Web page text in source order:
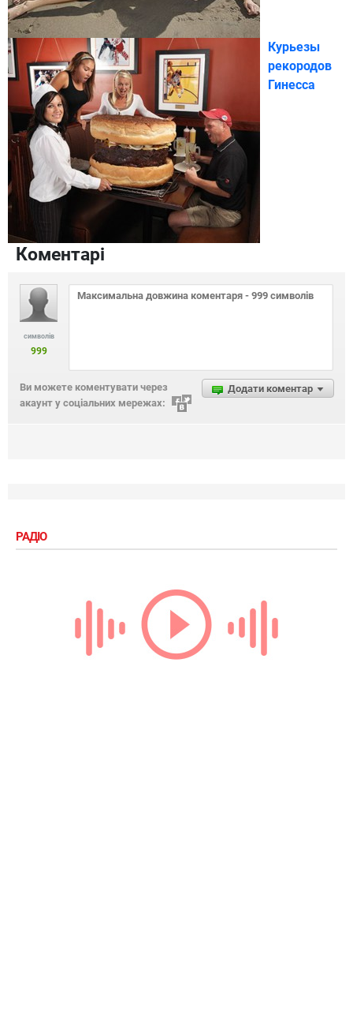
Курьезы
рекородов
Гинесса
Коментарі
символів
999
Додати коментар
Ви можете коментувати через
акаунт у соціальних мережах:
РАДІО